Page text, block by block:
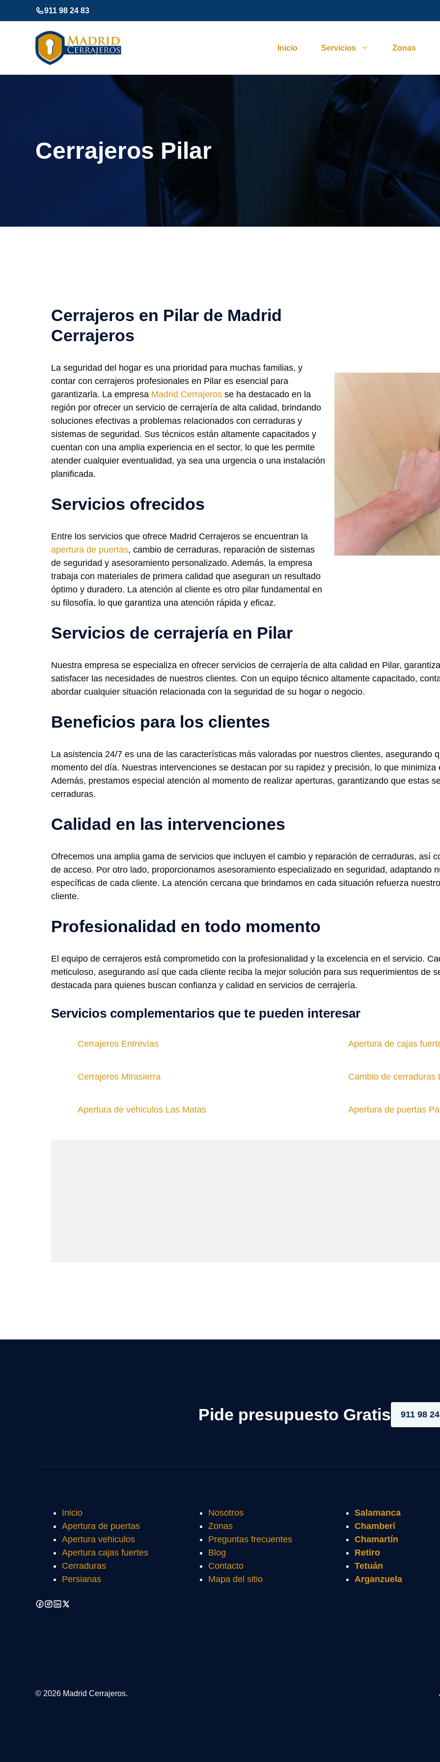
al
911 98 24 83
Inicio Servicios Zonas
Cerrajeros Pilar
Cerrajeros en Pilar de Madrid
Cerrajeros
La seguridad del hogar es una prioridad para muchas familias, y
contar con cerrajeros profesionales en Pilar es esencial para
garantizarla. La empresa Madrid Cerrajeros se ha destacado en la
región por ofrecer un servicio de cerrajería de alta calidad, brindando
soluciones efectivas a problemas relacionados con cerraduras y
sistemas de seguridad. Sus técnicos están altamente capacitados y
cuentan con una amplia experiencia en el sector, lo que les permite
atender cualquier eventualidad, ya sea una urgencia o una instalación
planificada.
Servicios ofrecidos
Entre los servicios que ofrece Madrid Cerrajeros se encuentran la
apertura de puertas, cambio de cerraduras, reparación de sistemas
de seguridad y asesoramiento personalizado. Además, la empresa
trabaja con materiales de primera calidad que aseguran un resultado
óptimo y duradero. La atención al cliente es otro pilar fundamental en
su filosofía, lo que garantiza una atención rápida y eficaz.
Servicios de cerrajería en Pilar
Nuestra empresa se especializa en ofrecer servicios de cerrajería de alta calidad en Pilar,
satisfacer las necesidades de nuestros clientes. Con un equipo técnico altamente capacitado,
abordar cualquier situación relacionada con la seguridad de su hogar o negocio.
Beneficios para los clientes
La asistencia 24/7 es una de las características más valoradas por nuestros clientes, asegurando
momento del día. Nuestras intervenciones se destacan por su rapidez y precisión, lo que
Además, prestamos especial atención al momento de realizar aperturas, garantizando que estas
cerraduras.
Calidad en las intervenciones
Ofrecemos una amplia gama de servicios que incluyen el cambio y reparación de cerraduras, así
de acceso. Por otro lado, proporcionamos asesoramiento especializado en seguridad, adaptando
específicas de cada cliente. La atención cercana que brindamos en cada situación refuerza
cliente.
Profesionalidad en todo momento
El equipo de cerrajeros está comprometido con la profesionalidad y la excelencia en el servicio.
meticuloso, asegurando así que cada cliente reciba la mejor solución para sus requerimientos de
destacada para quienes buscan confianza y calidad en servicios de cerrajería.
Servicios complementarios que te pueden interesar
Cerrajeros Entrevías Apertura de cajas
Cerrajeros Mirasierra Cambio de cerraduras
Apertura de vehiculos Las Matas Apertura de puertas
Pide presupuesto Gratis 911 98
Inicio
Apertura de puertas
Apertura vehiculos
Apertura cajas fuertes
Cerraduras
Persianas
Nosotros
Zonas
Preguntas frecuentes
Blog
Contacto
Mapa del sitio
Salamanca
Chamberí
Chamartín
Retiro
Tetuán
Arganzuela
© 2026 Madrid Cerrajeros.